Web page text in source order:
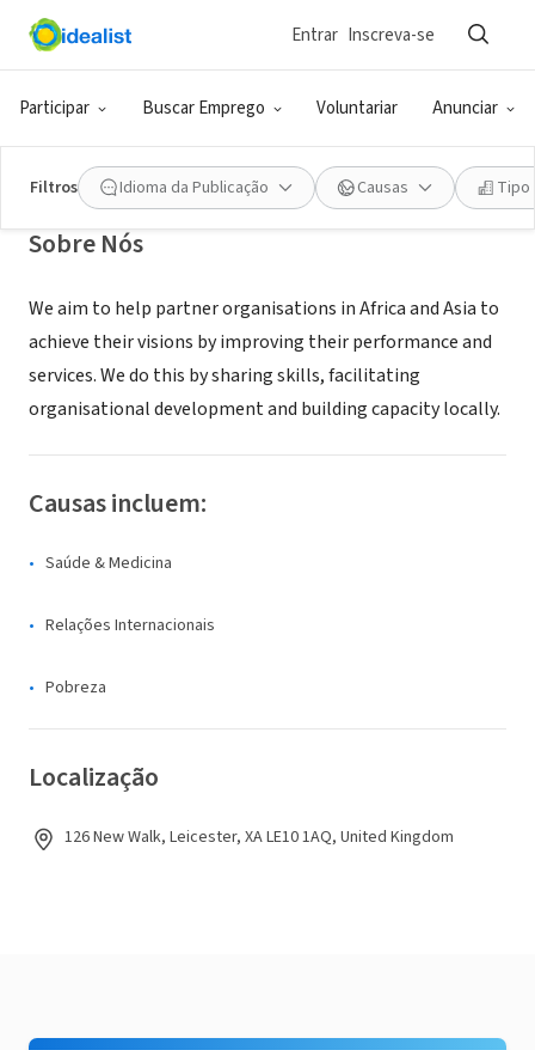
Participar Buscar Emprego Voluntariar Anunciar
Entrar Inscreva-se
Filtros Idioma da Publicação Causas Tipo
ONG (SETOR SOCIAL)
Skillshare International
Sobre Nós
We aim to help partner organisations in Africa and Asia to
achieve their visions by improving their performance and
services. We do this by sharing skills, facilitating
organisational development and building capacity locally.
Causas incluem:
Saúde & Medicina
Relações Internacionais
Pobreza
Localização
126 New Walk, Leicester, XA LE10 1AQ, United Kingdom